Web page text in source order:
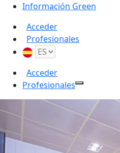
Información Green
Acceder
Profesionales
Acceder
Profesionales